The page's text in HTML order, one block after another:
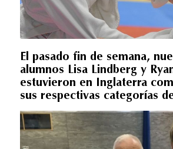
El pasado fin de semana,
alumnos Lisa Lindberg y
estuvieron en Inglaterra
sus respectivas categorías